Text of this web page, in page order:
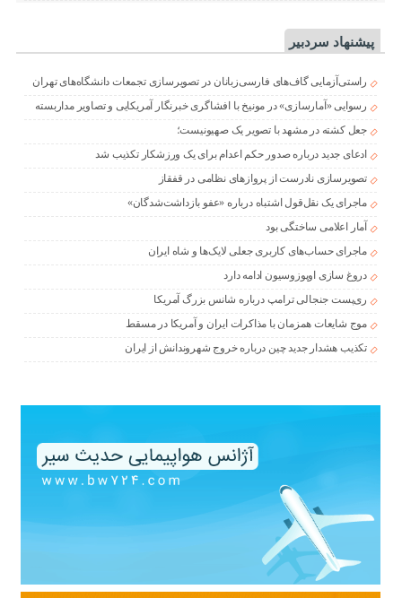
پیشنهاد سردبیر
راستی‌آزمایی گاف‌های فارسی‌زبانان در تصویرسازی تجمعات دانشگاه‌های تهران
رسوایی «آمارسازی» در مونیخ با افشاگری خبرنگار آمریکایی و تصاویر مداربسته
جعل کشته در مشهد با تصویر یک صهیونیست؛
ادعای جدید درباره صدور حکم اعدام برای یک ورزشکار تکذیب شد
تصویرسازی نادرست از پروازهای نظامی در قفقاز
ماجرای یک نقل‌قول اشتباه درباره «عفو بازداشت‌شدگان»
آمار اعلامی ساختگی بود
ماجرای حساب‌های کاربری جعلی لایک‌ها و شاه ایران
دروغ سازی اوپوزوسیون ادامه دارد
ری‌پست جنجالی ترامپ درباره شانس بزرگ آمریکا
موج شایعات همزمان با مذاکرات ایران و آمریکا در مسقط
تکذیب هشدار جدید چین درباره خروج شهروندانش از ایران